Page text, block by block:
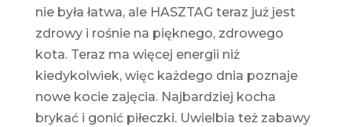
nie była łatwa, ale HASZTAG teraz już jest
zdrowy i rośnie na pięknego, zdrowego
kota. Teraz ma więcej energii niż
kiedykolwiek, więc każdego dnia poznaje
nowe kocie zajęcia. Najbardziej kocha
brykać i gonić piłeczki. Uwielbia też zabawy